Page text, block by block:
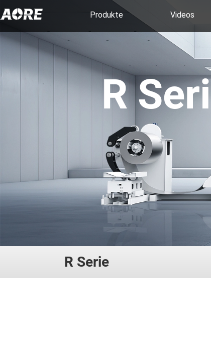
Produkte Videos
R
R Serie